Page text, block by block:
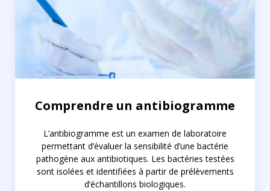
Comprendre un antibiogramme
L’antibiogramme est un examen de laboratoire
permettant d’évaluer la sensibilité d’une bactérie
pathogène aux antibiotiques. Les bactéries testées
sont isolées et identifiées à partir de prélèvements
d’échantillons biologiques.